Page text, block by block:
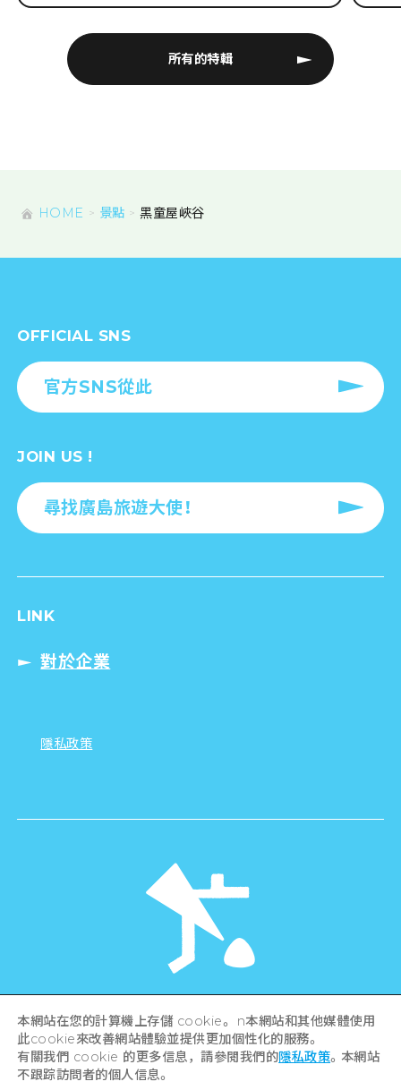
所有的特輯
HOME 景點 黑童屋峽谷
OFFICIAL SNS
官方SNS從此
JOIN US !
尋找廣島旅遊大使！
LINK
對於企業
隱私政策
Hiroshima Prefecture / Hiroshima City .
All rights reserved
本網站在您的計算機上存儲 cookie。 n本網站和其他媒體使用
此cookie來改善網站體驗並提供更加個性化的服務。
有關我們 cookie 的更多信息，請參閱我們的隱私政策。本網站
不跟踪訪問者的個人信息。